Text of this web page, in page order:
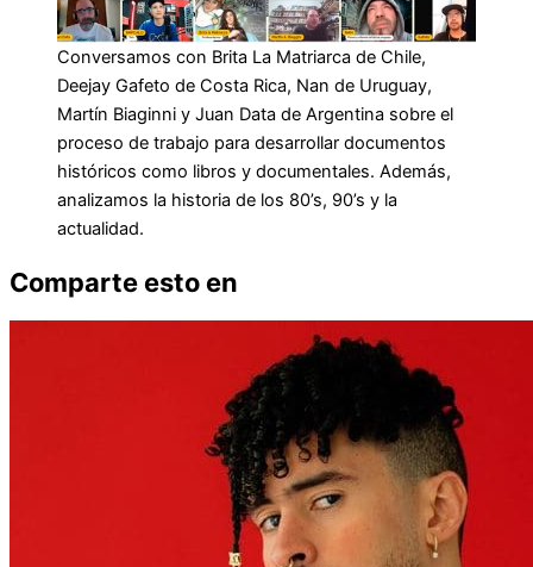
Conversamos con Brita La Matriarca de Chile,
Deejay Gafeto de Costa Rica, Nan de Uruguay,
Martín Biaginni y Juan Data de Argentina sobre el
proceso de trabajo para desarrollar documentos
históricos como libros y documentales. Además,
analizamos la historia de los 80’s, 90’s y la
actualidad.
Comparte esto en